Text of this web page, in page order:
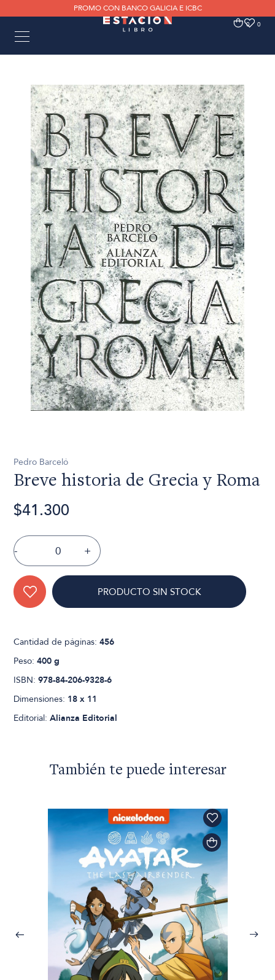
PROMO CON BANCO GALICIA E ICBC
0 0
Pedro Barceló
Breve historia de Grecia y Roma
$41.300
- +
PRODUCTO SIN STOCK
Cantidad de páginas:456
Peso:400 g
ISBN:978-84-206-9328-6
Dimensiones: 18 x 11
Editorial:Alianza Editorial
También te puede interesar